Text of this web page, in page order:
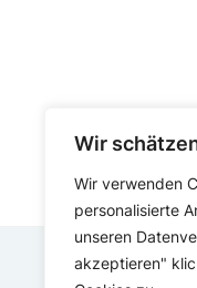
Wir
Wir verwenden
personalisierte
unseren
akzeptieren"